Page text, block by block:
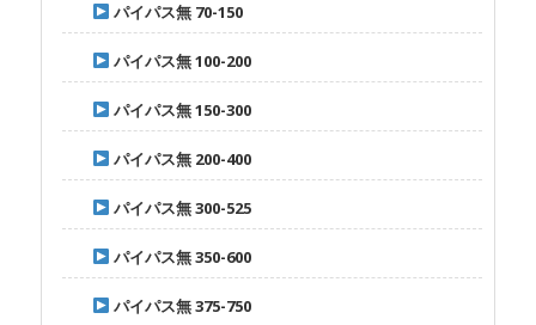
パイパス無 70-150
パイパス無 100-200
パイパス無 150-300
パイパス無 200-400
パイパス無 300-525
パイパス無 350-600
パイパス無 375-750